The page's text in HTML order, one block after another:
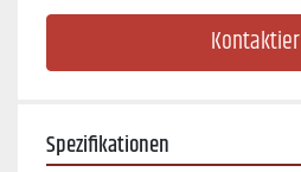
Spezifikationen